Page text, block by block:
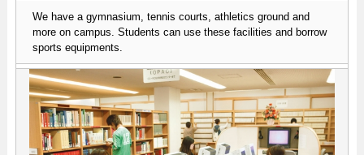
We have a gymnasium, tennis courts, athletics ground and
more on campus. Students can use these facilities and borrow
sports equipments.